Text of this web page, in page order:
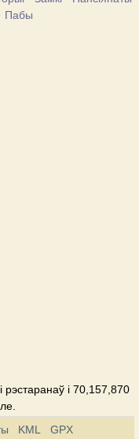
Пабы
рэстаранаў і 70,157,870
KML GPX